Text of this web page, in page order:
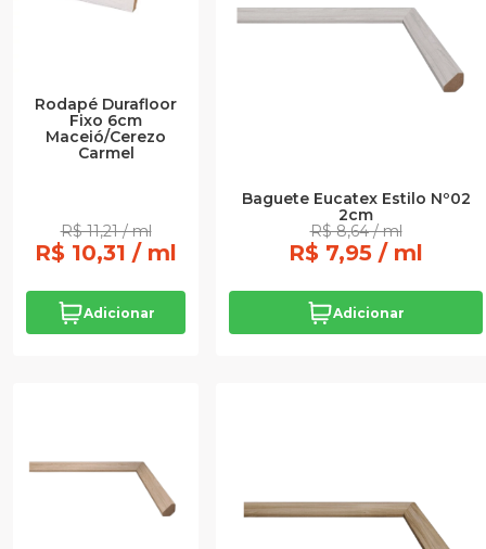
Rodapé Durafloor
Fixo 6cm
Maceió/Cerezo
Carmel
R$ 11,21 / ml
R$ 10,31 / ml
Adicionar
Baguete Eucatex Estilo Nº02
2cm
R$ 8,64 / ml
R$ 7,95 / ml
Adicionar